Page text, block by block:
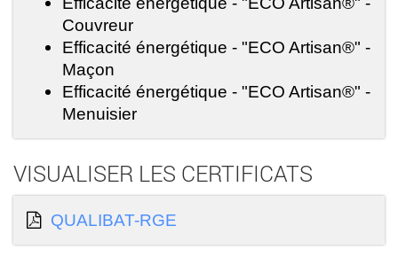
Couvreur
Efficacité énergétique - "ECO Artisan®" -
Maçon
Efficacité énergétique - "ECO Artisan®" -
Menuisier
VISUALISER LES CERTIFICATS
QUALIBAT-RGE